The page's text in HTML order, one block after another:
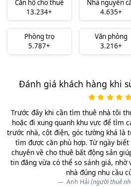
Căn hộ cho thuê
13.234+
Nhà nguyên
4.635+
Phòng trọ
5.787+
Văn phòng
3.216+
Đánh giá khách hàng khi
Trước đây khi cần tìm thuê nhà tôi
hoặc đi xung quanh khu vực để tìm
trước nhà, cột điện, góc tường khá là
tìm được căn phù hợp. Từ ngày
chuyên về cho thuê bất động sản
tin đăng vừa có thể so sánh giá, nhờ
nhà đúng nhu cầu
Anh Hải (người thuê